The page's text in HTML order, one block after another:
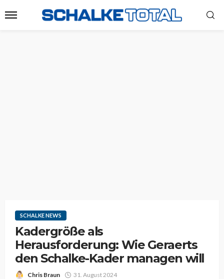
SCHALKE NEWS
Kadergröße als
Herausforderung: Wie Geraerts
den Schalke-Kader managen will
Chris Braun 31. August 2024